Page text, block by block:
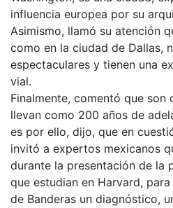
influencia europea por su
Asimismo, llamó su atención
como en la ciudad de Dallas,
espectaculares y tienen una
vial.
Finalmente, comentó que son
llevan como 200 años de
es por ello, dijo, que en
invitó a expertos mexicanos
durante la presentación de la
que estudian en Harvard,
de Banderas un diagnóstico,